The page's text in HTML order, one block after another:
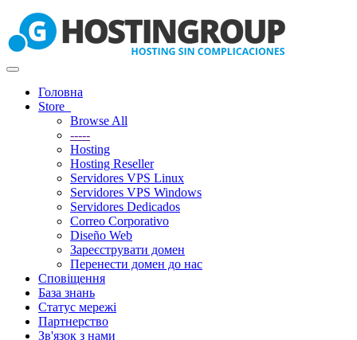
Toggle
navigationГоловна
Store
Browse All
-----
Hosting
Hosting Reseller
Servidores VPS Linux
Servidores VPS Windows
Servidores Dedicados
Correo Corporativo
Diseño Web
Зареєструвати домен
Перенести домен до нас
Сповіщення
База знань
Статус мережі
Партнерство
Зв'язок з нами